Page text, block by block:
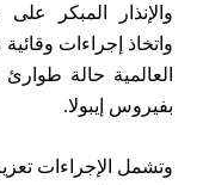
والإنذار المبكر
واتخاذ إجراءات
العالمية حالة
بفيروس إيبولا.
وتشمل الإجراءات